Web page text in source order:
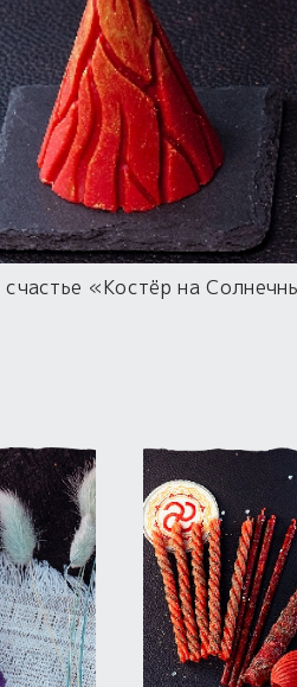
счастье «Костёр на